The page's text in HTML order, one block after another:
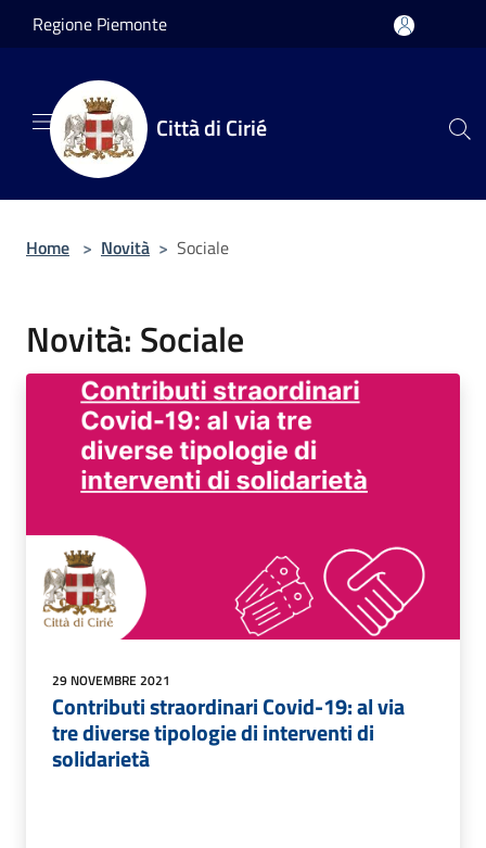
Salta al contenuto principale
Regione Piemonte
Città di Cirié
Home > Novità > Sociale
Novità: Sociale
29 NOVEMBRE 2021
Contributi straordinari Covid-19: al via
tre diverse tipologie di interventi di
solidarietà